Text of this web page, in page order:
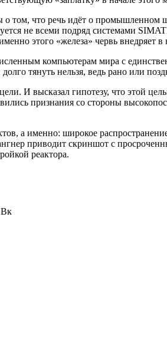
о том, что речь идёт о
не всеми подряд системами
этого «железа» червь внедряет в
компьютерам мира с
тянуть нельзя, ведь рано или
И высказал гипотезу, что этой
признания со стороны
а именно: широкое
приводит скриншот с
реактора.
Вк